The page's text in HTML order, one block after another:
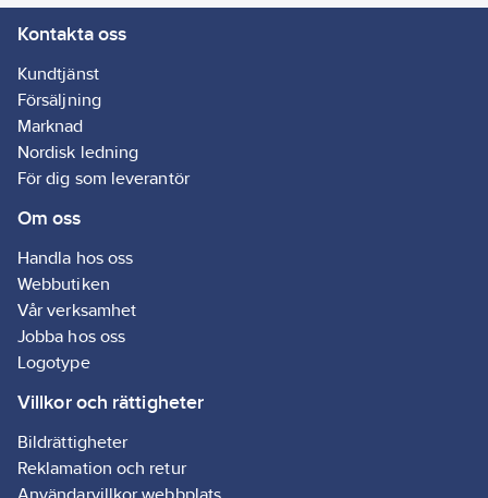
Kontakta oss
Kundtjänst
Försäljning
Marknad
Nordisk ledning
För dig som leverantör
Om oss
Handla hos oss
Webbutiken
Vår verksamhet
Jobba hos oss
Logotype
Villkor och rättigheter
Bildrättigheter
Reklamation och retur